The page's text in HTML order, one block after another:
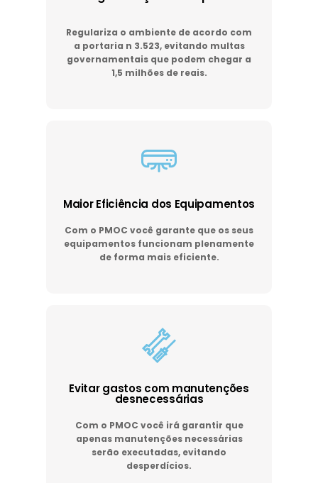
Regulariza o ambiente de acordo com
a portaria n 3.523, evitando multas
governamentais que podem chegar a
1,5 milhões de reais.
Maior Eficiência dos Equipamentos
Com o PMOC você garante que os seus
equipamentos funcionam plenamente
de forma mais eficiente.
Evitar gastos com manutenções
desnecessárias
Com o PMOC você irá garantir que
apenas manutenções necessárias
serão executadas, evitando
desperdícios.